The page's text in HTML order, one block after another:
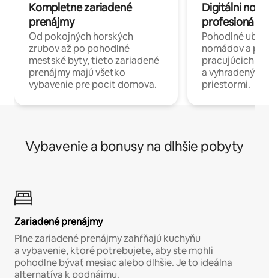
Kompletne zariadené
prenájmy
Od pokojných horských
zrubov až po pohodlné
mestské byty, tieto zariadené
prenájmy majú všetko
vybavenie pre pocit domova.
Digitálni
profesionáli
Pohodlné
nomádov a
pracujúcich
a
priestormi.
Vybavenie a bonusy na dlhšie pobyty
Zariadené prenájmy
Plne zariadené prenájmy zahŕňajú kuchyňu
a vybavenie, ktoré potrebujete, aby ste mohli
pohodlne bývať mesiac alebo dlhšie. Je to ideálna
alternatíva k podnájmu.